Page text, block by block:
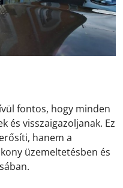
fontos, hogy minden
és visszaigazoljanak. Ez
hanem a
üzemeltetésben és